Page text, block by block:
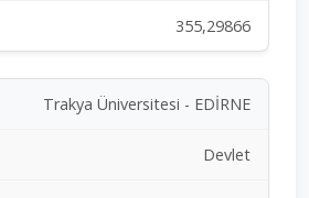
355,29866
Trakya Üniversitesi - EDİRNE
Devlet